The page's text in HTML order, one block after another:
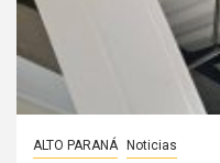
ALTO PARANÁ Noticias